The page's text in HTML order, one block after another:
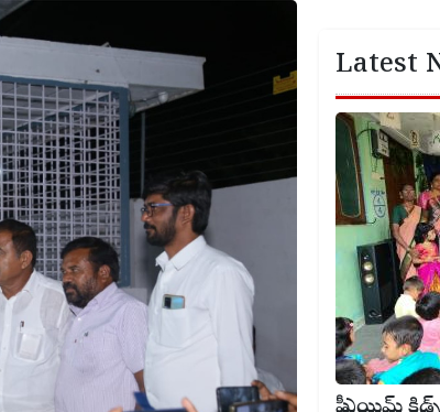
Latest